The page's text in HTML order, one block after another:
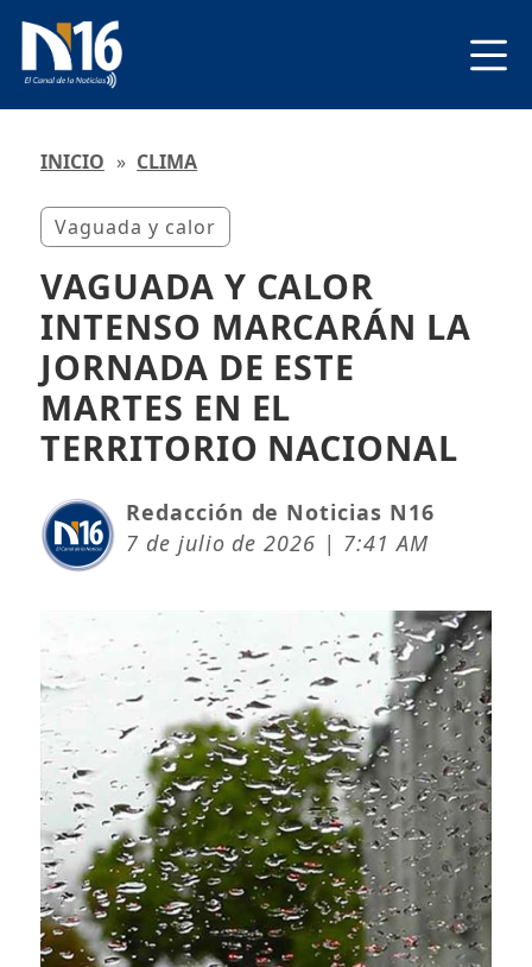
INICIO » CLIMA
Vaguada y calor
VAGUADA Y CALOR
INTENSO MARCARÁN LA
JORNADA DE ESTE
MARTES EN EL
TERRITORIO NACIONAL
Redacción de Noticias N16
7 de julio de 2026 | 7:41 AM